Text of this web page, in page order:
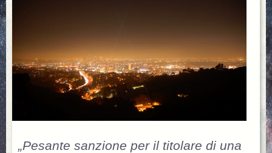
„Pesante sanzione per il titolare di una